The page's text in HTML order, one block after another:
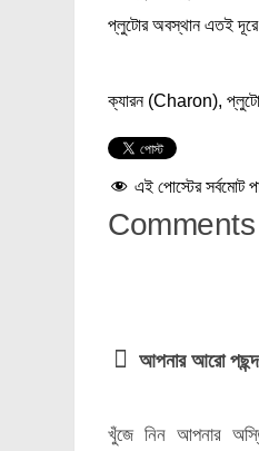
প্লুটোর অবস্থান এতই দূরে
ক্যারন (Charon), প্লুটোর
এই পোস্টের সর্বমোট
Comments
আপনার আরো
খুঁজে নিন আপনার